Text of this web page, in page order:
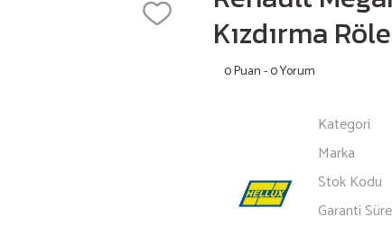
Kızdırma
0 Puan - 0 Yorum
Kategori
Marka
Stok Kodu
Garanti